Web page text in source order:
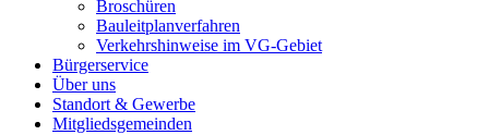
Broschüren
Bauleitplanverfahren
Verkehrshinweise im VG-Gebiet
Bürgerservice
Über uns
Standort & Gewerbe
Mitgliedsgemeinden